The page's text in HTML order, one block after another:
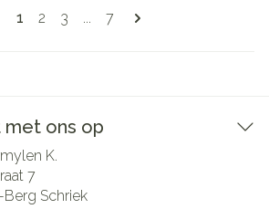
Pagina's
U lees momenteel pagina
1 Pagina
2 Pagina
3 ... Pagina
7
ons op
K.
7
Schriek